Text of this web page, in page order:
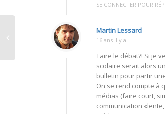
SE CONNECTER POUR
Martin Lessard
16 ans Il y a
Taire le débat?! Si je
scolaire serait alors
bulletin pour partir
On se rend compte à
médias (faire court,
communication